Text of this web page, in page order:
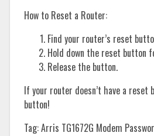
How to Reset a Router:
Find your router’s reset
Hold down the reset button
Release the button.
If your router doesn’t have a reset
button!
Tag: Arris TG1672G Modem